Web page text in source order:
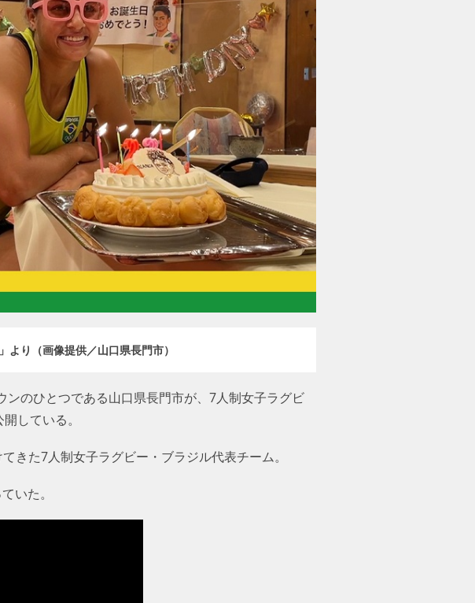
り（画像提供／山口県長門市）
のひとつである山口県長門市が、7人制女子ラグビ
している。
きた7人制女子ラグビー・ブラジル代表チーム。
いた。